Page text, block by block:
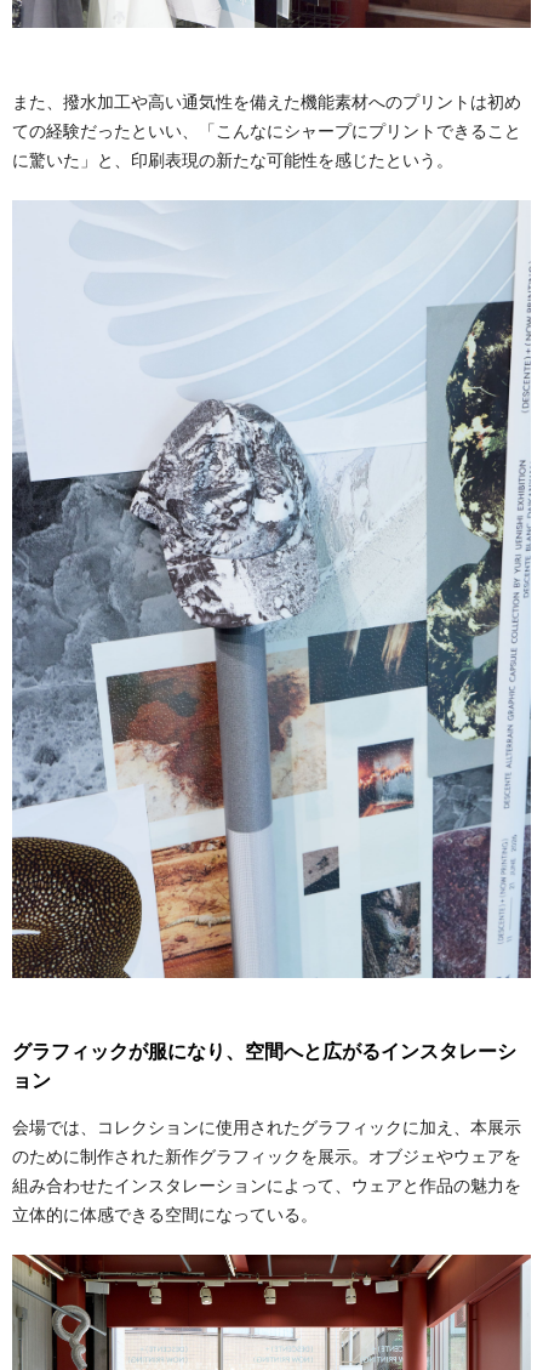
また、撥水加工や高い通気性を備えた機能素材へのプリントは初め
ての経験だったといい、「こんなにシャープにプリントできること
に驚いた」と、印刷表現の新たな可能性を感じたという。
グラフィックが服になり、空間へと広がるインスタレーシ
ョン
会場では、コレクションに使用されたグラフィックに加え、本展示
のために制作された新作グラフィックを展示。オブジェやウェアを
組み合わせたインスタレーションによって、ウェアと作品の魅力を
立体的に体感できる空間になっている。